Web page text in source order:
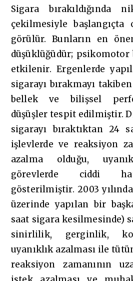
Sigara bırakıldığında
çekilmesiyle
görülür. Bunların en
düşüklüğüdür;
etkilenir. Ergenlerde
sigarayı bırakmayı
bellek ve bilişsel
düşüşler tespit edilmiştir.
sigarayı bıraktıktan 24
işlevlerde ve reaksiyon
azalma olduğu,
görevlerde ciddi
gösterilmiştir. 2003
üzerinde yapılan bir
saat sigara kesilmesinde)
sinirlilik, gerginlik,
uyanıklık azalması ile
reaksiyon zamanının